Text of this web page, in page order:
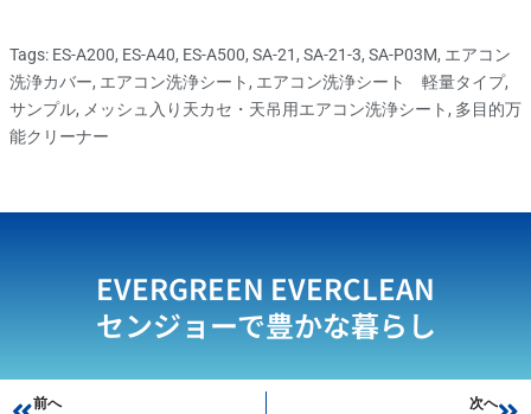
Tags: ES-A200, ES-A40, ES-A500, SA-21 , SA-21-3, SA-P03M, エアコン
洗浄カバー, エアコン洗浄シート , エアコン洗浄シート 軽量タイプ,
サンプル, メッシュ入り天カセ・天吊用エアコン洗浄シート , 多目的万
能クリーナー
EVERGREEN EVERCLEAN
センジョーで豊かな暮らし
前へ 次へ